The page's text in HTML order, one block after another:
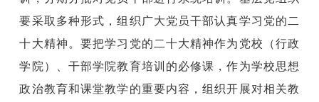
要采取多种形式，组织广大党员干部认真学习党的二
十大精神。要把学习党的二十大精神作为党校（行政
学院）、干部学院教育培训的必修课，作为学校思想
政治教育和课堂教学的重要内容，组织开展对相关教